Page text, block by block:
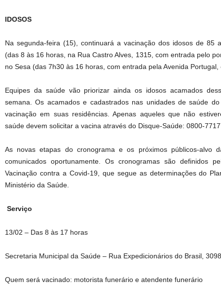
IDOSOS
Na segunda-feira (15), continuará a vacinação dos idosos de 85
(das 8 às 16 horas, na Rua Castro Alves, 1315, com entrada pelo
no Sesa (das 7h30 às 16 horas, com entrada pela Avenida
Equipes da saúde vão priorizar ainda os idosos acamados
semana. Os acamados e cadastrados nas unidades de saúde
vacinação em suas residências. Apenas aqueles que não
saúde devem solicitar a vacina através do Disque-Saúde: 0800-
As novas etapas do cronograma e os próximos públicos-alvo
comunicados oportunamente. Os cronogramas são definidos
Vacinação contra a Covid-19, que segue as determinações do
Ministério da Saúde.
Serviço
13/02 – Das 8 às 17 horas
Secretaria Municipal da Saúde – Rua Expedicionários do Brasil,
Quem será vacinado: motorista funerário e atendente funerário